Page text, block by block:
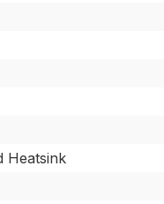
Heatsink